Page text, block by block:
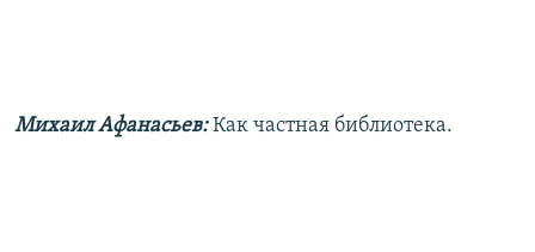
Михаил Афанасьев: Как частная библиотека.